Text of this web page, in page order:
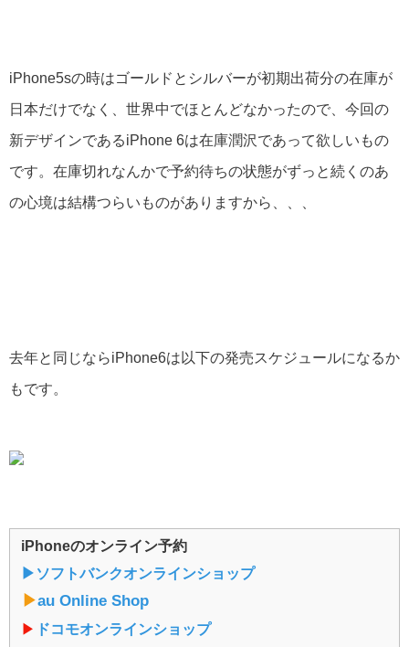
iPhone5sの時はゴールドとシルバーが初期出荷分の在庫が
日本だけでなく、世界中でほとんどなかったので、今回の
新デザインであるiPhone 6は在庫潤沢であって欲しいもの
です。在庫切れなんかで予約待ちの状態がずっと続くのあ
の心境は結構つらいものがありますから、、、
去年と同じならiPhone6は以下の発売スケジュールになるか
もです。
iPhoneのオンライン予約
▶︎ソフトバンクオンラインショップ
▶︎au Online Shop
▶︎ ドコモオンラインショップ